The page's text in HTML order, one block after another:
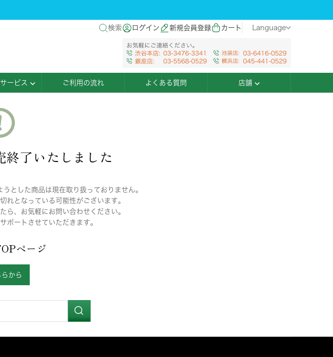
検索 ログイン 新規会員登録 カート Language
ービス ご利用の流れ よくある質問 店舗
終了いたしました
とした商品は現在取り扱っておりません。
れとなっている可能性がございます。
ら、お気軽にお問い合わせください。
ポートさせていただきます。
ページ
から